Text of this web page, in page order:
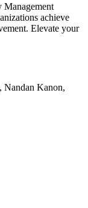
achieve
Elevate your
Nandan Kanon,